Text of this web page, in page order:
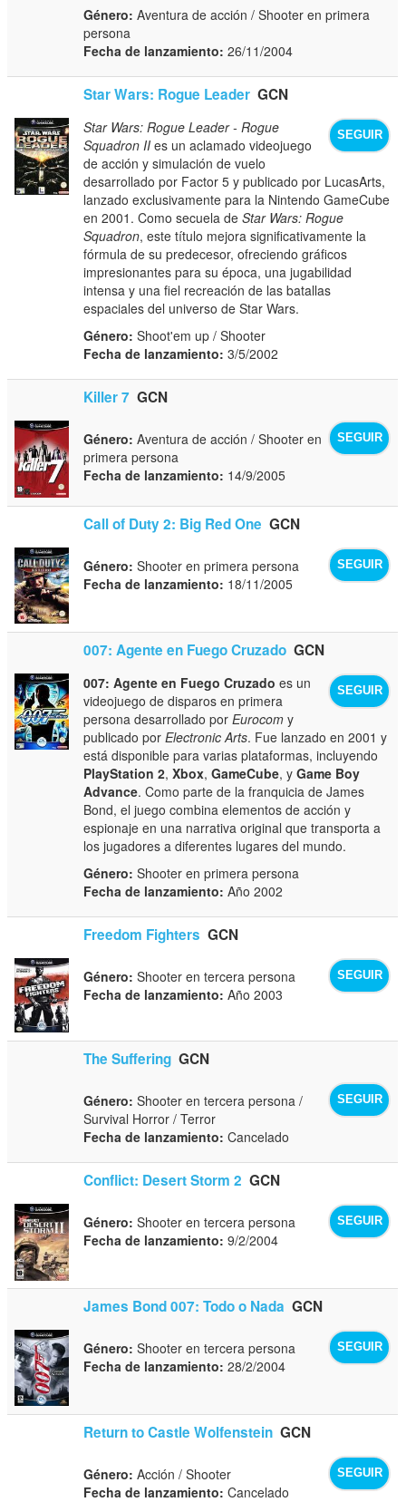
Género: Aventura de acción / Shooter en primera
persona
Fecha de lanzamiento: 26/11/2004
Star Wars: Rogue Leader GCN
SEGUIR
Star Wars: Rogue Leader - Rogue
Squadron II es un aclamado videojuego
de acción y simulación de vuelo
desarrollado por Factor 5 y publicado por LucasArts,
lanzado exclusivamente para la Nintendo GameCube
en 2001. Como secuela deStar Wars: Rogue
Squadron, este título mejora significativamente la
fórmula de su predecesor, ofreciendo gráficos
impresionantes para su época, una jugabilidad
intensa y una fiel recreación de las batallas
espaciales del universo de Star Wars.
Género: Shoot'em up / Shooter
Fecha de lanzamiento: 3/5/2002
Killer 7 GCN
SEGUIR
Género: Aventura de acción / Shooter en
primera persona
Fecha de lanzamiento: 14/9/2005
Call of Duty 2: Big Red One GCN
SEGUIR
Género: Shooter en primera persona
Fecha de lanzamiento: 18/11/2005
007: Agente en Fuego Cruzado GCN
SEGUIR
007: Agente en Fuego Cruzado es un
videojuego de disparos en primera
persona desarrollado porEurocom y
publicado porElectronic Arts. Fue lanzado en 2001 y
está disponible para varias plataformas, incluyendo
PlayStation 2,Xbox,GameCube, yGame Boy
Advance. Como parte de la franquicia de James
Bond, el juego combina elementos de acción y
espionaje en una narrativa original que transporta a
los jugadores a diferentes lugares del mundo.
Género: Shooter en primera persona
Fecha de lanzamiento: Año 2002
Freedom Fighters GCN
SEGUIR
Género: Shooter en tercera persona
Fecha de lanzamiento: Año 2003
The Suffering GCN
SEGUIR
Género: Shooter en tercera persona /
Survival Horror / Terror
Fecha de lanzamiento: Cancelado
Conflict: Desert Storm 2 GCN
SEGUIR
Género: Shooter en tercera persona
Fecha de lanzamiento: 9/2/2004
James Bond 007: Todo o Nada GCN
SEGUIR
Género: Shooter en tercera persona
Fecha de lanzamiento: 28/2/2004
Return to Castle Wolfenstein GCN
SEGUIR
Género: Acción / Shooter
Fecha de lanzamiento: Cancelado